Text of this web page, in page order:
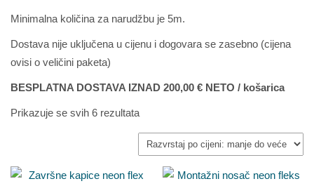
Minimalna količina za narudžbu je 5m.
Dostava nije uključena u cijenu i dogovara se zasebno (cijena
ovisi o veličini paketa)
BESPLATNA DOSTAVA IZNAD 200,00 € NETO / košarica
Prikazuje se svih 6 rezultata